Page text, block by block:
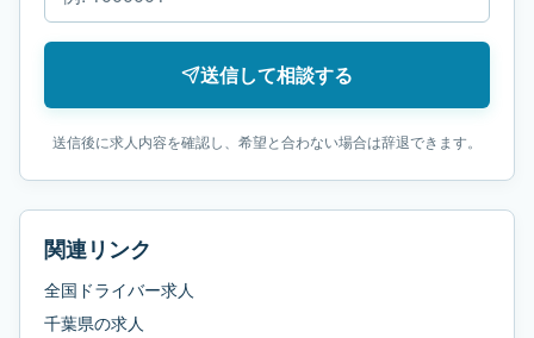
送信して相談する
送信後に求人内容を確認し、希望と合わない場合は辞退できます。
関連リンク
全国ドライバー求人
千葉県の求人